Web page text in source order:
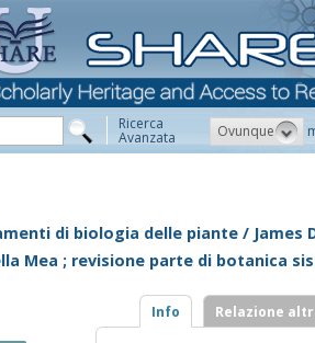
Ricerca
Avanzata Ovunque
di biologia delle piante / James
Mea ; revisione parte di botanica
Info Relazione